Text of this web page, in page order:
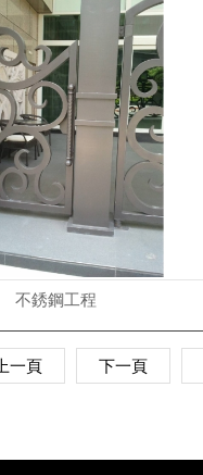
不銹鋼工程
上一頁 下一頁